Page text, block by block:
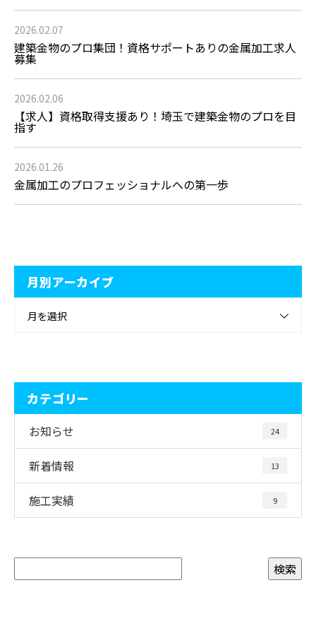
2026.02.07
建築金物のプロ集団！資格サポートありの金属加工求人
募集
2026.02.06
【求人】資格取得支援あり！埼玉で建築金物のプロを目
指す
2026.01.26
金属加工のプロフェッショナルへの第一歩
月別アーカイブ
月を選択
カテゴリー
お知らせ 24
新着情報 13
施工実績 9